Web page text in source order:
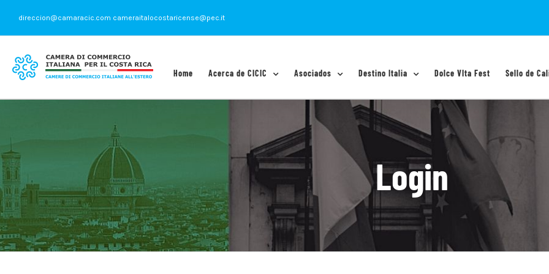
contenido
direccion@camaracic.com cameraitalocostaricense@pec.it
Home Acerca de CICIC Asociados Destino Italia Dolce VIta Fest Sello de
Login